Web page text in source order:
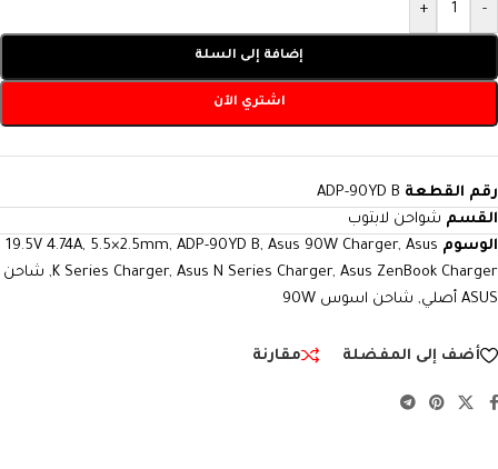
-
+
إضافة إلى السلة
اشتري الآن
رقم القطعة ADP-90YD B
القسم شواحن لابتوب
الوسوم
19.5V 4.74A, 5.5×2.5mm, ADP-90YD B, Asus 90W Charger, Asus
K Series Charger, Asus N Series Charger, Asus ZenBook Charger
, شاحن
ASUS أصلي
, شاحن اسوس 90W
أضف إلى المفضلة مقارنة